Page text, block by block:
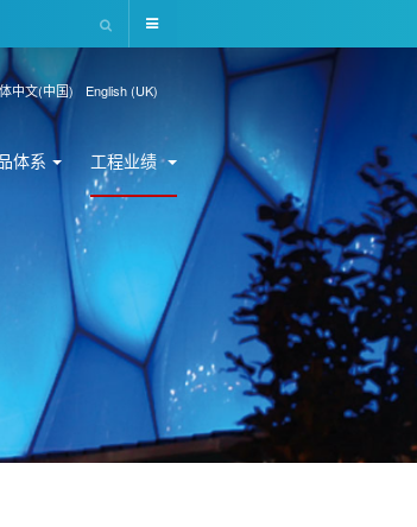
English (UK)
中文(中国)
体系 工程业绩